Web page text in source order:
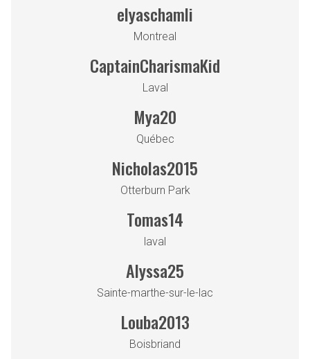
elyaschamli
Montreal
CaptainCharismaKid
Laval
Mya20
Québec
Nicholas2015
Otterburn Park
Tomas14
laval
Alyssa25
Sainte-marthe-sur-le-lac
Louba2013
Boisbriand